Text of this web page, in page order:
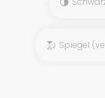
Spiegel